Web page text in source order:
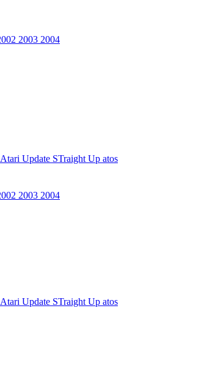
2003 2004
Atari Update STraight Up atos
2003 2004
Atari Update STraight Up atos